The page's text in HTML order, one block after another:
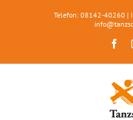
Telefon: 08142-40260 |